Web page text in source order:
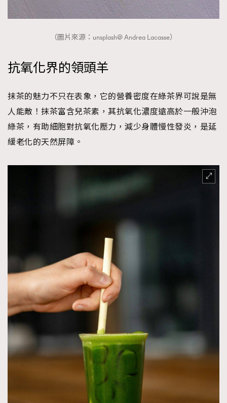
（圖片來源：unsplash@ Andrea Lacasse）
抗氧化界的領頭羊
抹茶的魅力不只在表象，它的營養密度在綠茶界可說是無
人能敵！抹茶富含兒茶素，其抗氧化濃度遠高於一般沖泡
綠茶，有助細胞對抗氧化壓力，減少身體慢性發炎，是延
緩老化的天然屏障。